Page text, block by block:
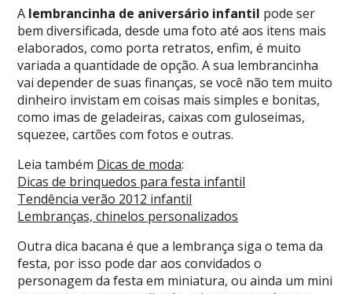
A lembrancinha de aniversário infantil pode ser
bem diversificada, desde uma foto até aos itens mais
elaborados, como porta retratos, enfim, é muito
variada a quantidade de opção. A sua lembrancinha
vai depender de suas finanças, se você não tem muito
dinheiro invistam em coisas mais simples e bonitas,
como imas de geladeiras, caixas com guloseimas,
squezee, cartões com fotos e outras.
Leia também Dicas de moda:
Dicas de brinquedos para festa infantil
Tendência verão 2012 infantil
Lembranças, chinelos personalizados
Outra dica bacana é que a lembrança siga o tema da
festa, por isso pode dar aos convidados o
personagem da festa em miniatura, ou ainda um mini